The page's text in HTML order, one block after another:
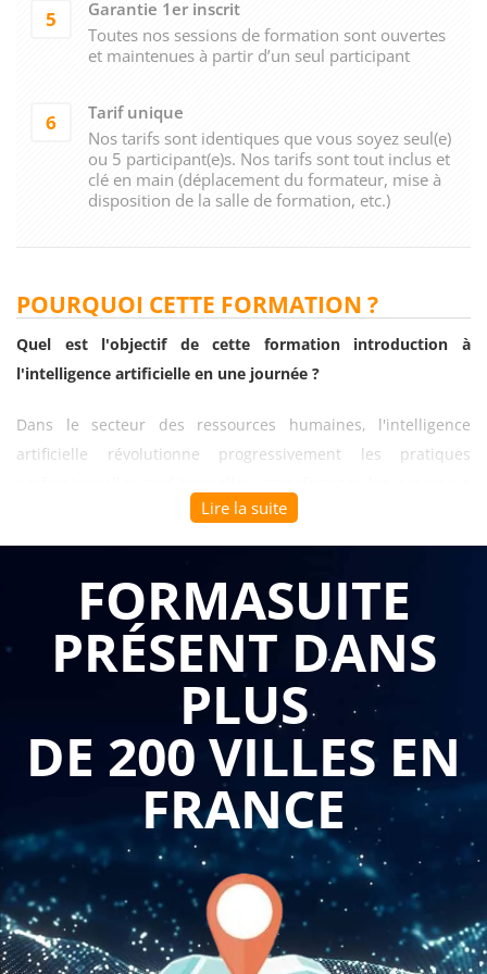
5
Garantie 1er inscrit
Toutes nos sessions de formation sont ouvertes
et maintenues à partir d’un seul participant
6
Tarif unique
Nos tarifs sont identiques que vous soyez seul(e)
ou 5 participant(e)s. Nos tarifs sont tout inclus et
clé en main (déplacement du formateur, mise à
disposition de la salle de formation, etc.)
POURQUOI CETTE FORMATION ?
Quel est l'objectif de cette formation introduction à
l'intelligence artificielle en une journée ?
Dans le secteur des ressources humaines, l'intelligence
artificielle révolutionne progressivement les pratiques
de recrutement, d'évaluation des performances, de formation
et de gestion prévisionnelle des emplois et compétences. Les
transformation digitale accélérée où les algorithmes de
matching candidat-poste, les chatbots de première
qualification, les outils d'analyse prédictive des turnover et
les plateformes d'apprentissage adaptatif redéfinissent les
méthodes de travail établies. Cette évolution technologique
majeure nécessite une compréhension approfondie des
enjeux, opportunités et limites de l'IA pour permettre aux
acteurs RH de rester compétitifs, d'optimiser leurs processus
et de développer une approche éthique et responsable de
ces nouvelles technologies dans la gestion des ressources
humaines.
Laformation introduction à l'intelligence artificielle en une
Lire la suite
FORMASUITE
PRÉSENT DANS
PLUS
DE 200 VILLES EN
FRANCE